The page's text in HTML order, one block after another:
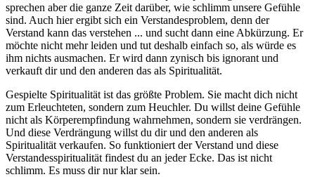
sprechen aber die ganze Zeit darüber, wie schlimm unsere Gefühle
sind. Auch hier ergibt sich ein Verstandesproblem, denn der
Verstand kann das verstehen ... und sucht dann eine Abkürzung. Er
möchte nicht mehr leiden und tut deshalb einfach so, als würde es
ihm nichts ausmachen. Er wird dann zynisch bis ignorant und
verkauft dir und den anderen das als Spiritualität.
Gespielte Spiritualität ist das größte Problem. Sie macht dich nicht
zum Erleuchteten, sondern zum Heuchler. Du willst deine Gefühle
nicht als Körperempfindung wahrnehmen, sondern sie verdrängen.
Und diese Verdrängung willst du dir und den anderen als
Spiritualität verkaufen. So funktioniert der Verstand und diese
Verstandesspiritualität findest du an jeder Ecke. Das ist nicht
schlimm. Es muss dir nur klar sein.